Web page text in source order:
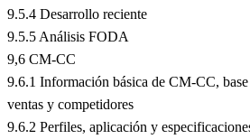
9.5.4 Desarrollo reciente
9.5.5 Análisis FODA
9,6 CM-CC
9.6.1 Información básica de CM-CC,
ventas y competidores
9.6.2 Perfiles, aplicación y